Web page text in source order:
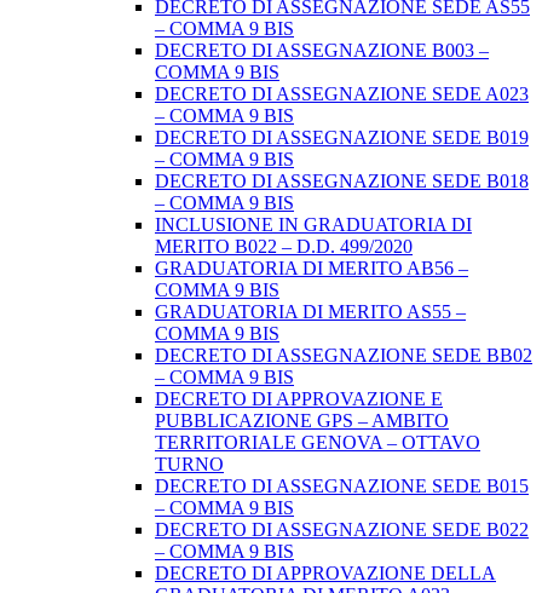
DECRETO DI ASSEGNAZIONE SEDE AS55
– COMMA 9 BIS
DECRETO DI ASSEGNAZIONE B003 –
COMMA 9 BIS
DECRETO DI ASSEGNAZIONE SEDE A023
– COMMA 9 BIS
DECRETO DI ASSEGNAZIONE SEDE B019
– COMMA 9 BIS
DECRETO DI ASSEGNAZIONE SEDE B018
– COMMA 9 BIS
INCLUSIONE IN GRADUATORIA DI
MERITO B022 – D.D. 499/2020
GRADUATORIA DI MERITO AB56 –
COMMA 9 BIS
GRADUATORIA DI MERITO AS55 –
COMMA 9 BIS
DECRETO DI ASSEGNAZIONE SEDE BB02
– COMMA 9 BIS
DECRETO DI APPROVAZIONE E
PUBBLICAZIONE GPS – AMBITO
TERRITORIALE GENOVA – OTTAVO
TURNO
DECRETO DI ASSEGNAZIONE SEDE B015
– COMMA 9 BIS
DECRETO DI ASSEGNAZIONE SEDE B022
– COMMA 9 BIS
DECRETO DI APPROVAZIONE DELLA